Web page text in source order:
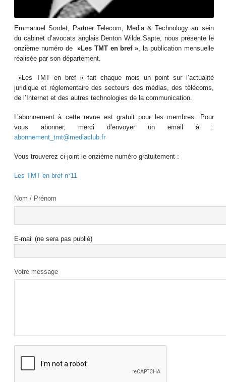
Emmanuel Sordet, Partner Telecom, Media & Technology au sein
du cabinet d’avocats anglais Denton Wilde Sapte, nous présente le
onzième numéro de »Les TMT en bref », la publication mensuelle
réalisée par son département.
»Les TMT en bref » fait chaque mois un point sur l’actualité
juridique et réglementaire des secteurs des médias, des télécoms,
de l’Internet et des autres technologies de la communication.
L’abonnement à cette revue est gratuit pour les membres. Pour
vous abonner, merci d’envoyer un email à :
abonnement_tmt@mediaclub.fr
Vous trouverez ci-joint le onzième numéro gratuitement :
Les TMT en bref n°11
Nom / Prénom
E-mail (ne sera pas publié)
Votre message